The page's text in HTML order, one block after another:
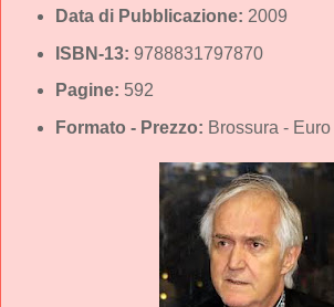
Data di Pubblicazione: 2009
ISBN-13: 9788831797870
Pagine: 592
Formato - Prezzo: Brossura -